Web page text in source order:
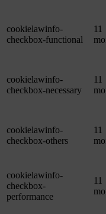
cookielawinfo-
checkbox-functional
11
cookielawinfo-
checkbox-necessary
11
cookielawinfo-
checkbox-others
11
cookielawinfo-
checkbox-
performance
11